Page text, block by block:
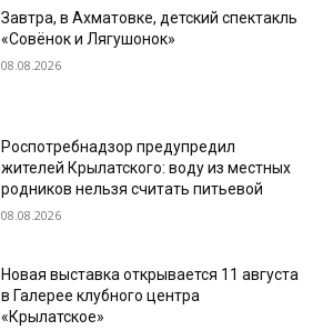
Завтра, в Ахматовке, детский спектакль
«Совёнок и Лягушонок»
08.08.2026
Роспотребнадзор предупредил
жителей Крылатского: воду из местных
родников нельзя считать питьевой
08.08.2026
Новая выставка открывается 11 августа
в Галерее клубного центра
«Крылатское»